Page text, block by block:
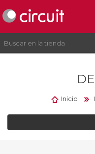
INICIAR SESIÓNInicio